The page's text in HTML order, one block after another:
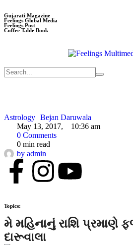
Gujarati Magazine
Feelings Global Media
Feelings Post
Coffee Table Book
Astrology Bejan Daruwala
May 13, 2017,
10:36 am
0 Comments
0 min read
by admin
Topics:
મે મહિનાનું રાશિ
દારૂવાલા